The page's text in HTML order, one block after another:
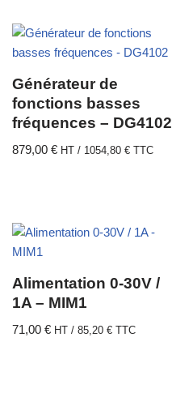
Générateur de
fonctions basses
fréquences – DG4102
879,00 € HT / 1054,80 € TTC
Alimentation 0-30V /
1A – MIM1
71,00 € HT / 85,20 € TTC